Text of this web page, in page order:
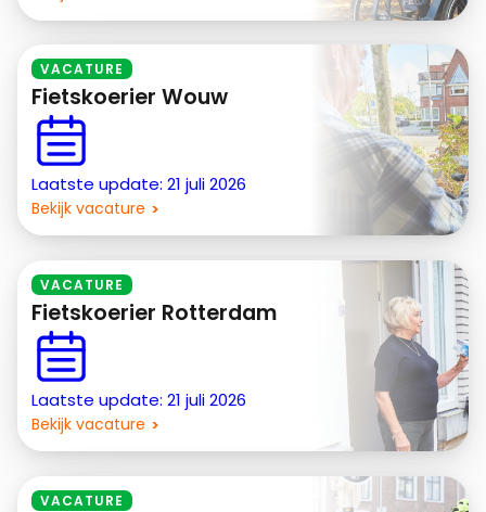
VACATURE
Fietskoerier Wouw
Laatste update: 21 juli 2026
Bekijk vacature
VACATURE
Fietskoerier Rotterdam
Laatste update: 21 juli 2026
Bekijk vacature
VACATURE